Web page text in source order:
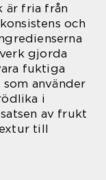
är fria från
och
gjorda
fuktiga
använder
i
av frukt
till